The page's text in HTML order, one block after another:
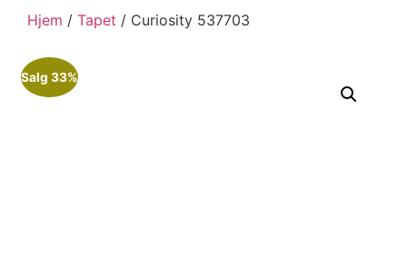
Hjem / Tapet / Curiosity 537703
Salg 33%